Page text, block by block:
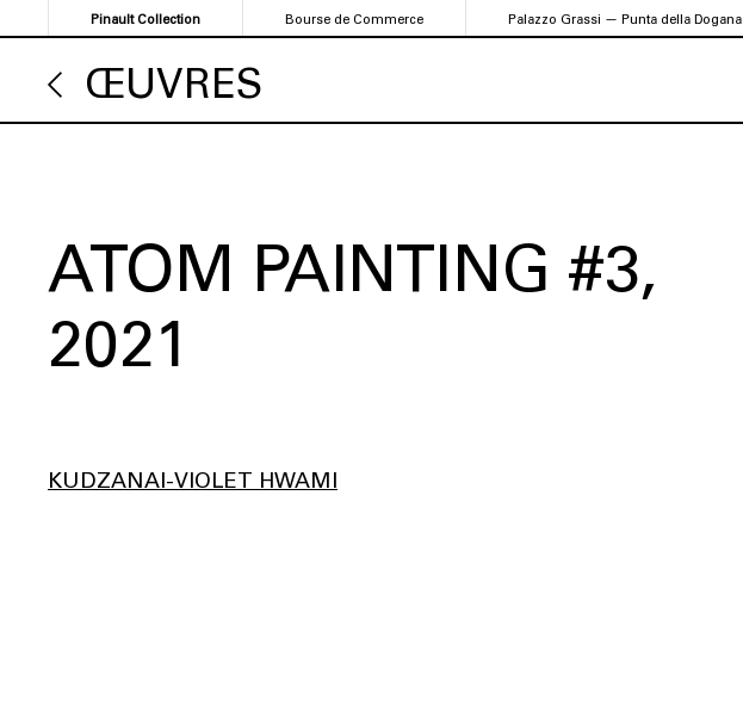
au
contenu
principal
Pinault Collection Bourse de Commerce Palazzo Grassi — Punta della Dogana
ŒUVRES
ATOM PAINTING #3
2021
KUDZANAI-VIOLET HWAMI